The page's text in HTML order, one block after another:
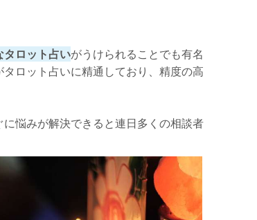
タロット占いがうけられることでも有名
ロット占いに精通しており、精度の高
に悩みが解決できると連日多くの相談者